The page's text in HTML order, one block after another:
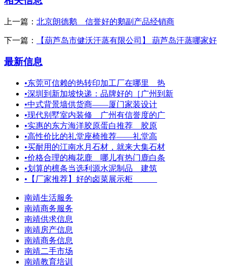
上一篇： 北京朗德鹅 信誉好的鹅副产品经销商
下一篇： 【葫芦岛市健沃汗蒸有限公司】 葫芦岛汗蒸哪家好
最新信息
•东莞可信赖的热转印加工厂在哪里＿热
•深圳到新加坡快递：品牌好的［广州到新
•中式背景墙供货商——厦门家装设计
•现代别墅室内装修＿广州有信誉度的广
•实惠的东方海洋胶原蛋白推荐 胶原
•高性价比的礼堂座椅推荐——礼堂高
•买耐用的江南水月石材，就来大集石材
•价格合理的梅花鹿＿哪儿有热门鹿白条
•划算的檩条当选利源水泥制品 建筑
• 【厂家推荐】好的卤菜展示柜
南靖生活服务
南靖商务服务
南靖供求信息
南靖房产信息
南靖商务信息
南靖二手市场
南靖教育培训